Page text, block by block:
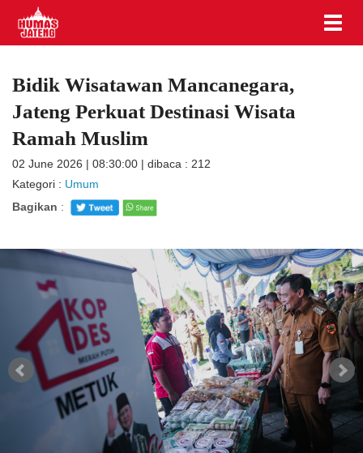
Bidik Wisatawan Mancanegara,
Jateng Perkuat Destinasi Wisata
Ramah Muslim
02 June 2026 | 08:30:00 | dibaca : 212
Kategori : Umum
Bagikan :